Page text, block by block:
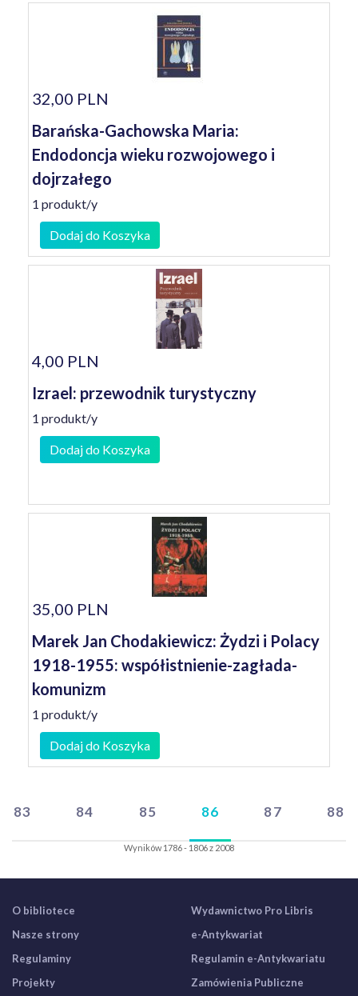
32,00 PLN
Barańska-Gachowska Maria:
Endodoncja wieku rozwojowego i
dojrzałego
1 produkt/y
Dodaj do Koszyka
4,00 PLN
Izrael: przewodnik turystyczny
1 produkt/y
Dodaj do Koszyka
35,00 PLN
Marek Jan Chodakiewicz: Żydzi i Polacy
1918-1955: współistnienie-zagłada-
komunizm
1 produkt/y
Dodaj do Koszyka
83 84 85 86 87 88
Wyników 1786 - 1806 z 2008
O bibliotece
Nasze strony
Regulaminy
Projekty
Wydawnictwo Pro Libris
e-Antykwariat
Regulamin e-Antykwariatu
Zamówienia Publiczne